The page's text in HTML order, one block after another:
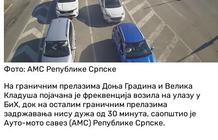
Фото: АМС Републике Српске
На граничним прелазима Доња Градина и Велика
Кладуша појачана је фреквенција возила на улазу у
БиХ, док на осталим граничним прелазима
задржавања нису дужа од 30 минута, саопштио је
Ауто-мото савез (АМС) Републике Српске.